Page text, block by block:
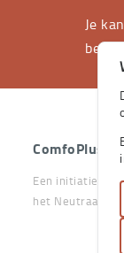
huis
stevige
zijn.
Je
ComfoPlus -
Een initiatief
het Neutraal